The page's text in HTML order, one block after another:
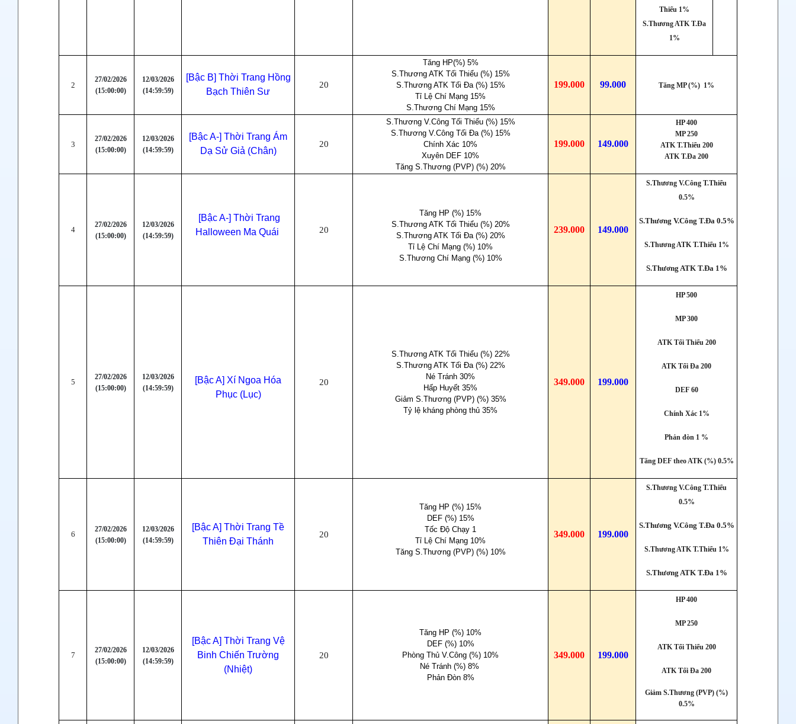
Thiểu 1%
S.Thương ATK T.Đa
1%
2
27/02/2026
(15:00:00)
12/03/2026
(14:59:59)
[Bậc B] Thời Trang Hồng
Bạch Thiên Sư
20
Tăng HP(%) 5%
S.Thương ATK Tối Thiểu (%) 15%
S.Thương ATK Tối Đa (%) 15%
Tỉ Lệ Chí Mạng 15%
S.Thương Chí Mạng 15%
199.000 99.000 Tăng MP (%) 1%
3
27/02/2026
(15:00:00)
12/03/2026
(14:59:59)
[Bậc A-] Thời Trang Ám
Dạ Sử Giả (Chân)
20
S.Thương V.Công Tối Thiểu (%) 15%
S.Thương V.Công Tối Đa (%) 15%
Chính Xác 10%
Xuyên DEF 10%
Tăng S.Thương (PVP) (%) 20%
199.000 149.000
HP 400
MP 250
ATK T.Thiểu 200
ATK T.Đa 200
4
27/02/2026
(15:00:00)
12/03/2026
(14:59:59)
[Bậc A-] Thời Trang
Halloween Ma Quái
20
Tăng HP (%) 15%
S.Thương ATK Tối Thiểu (%) 20%
S.Thương ATK Tối Đa (%) 20%
Tỉ Lệ Chí Mạng (%) 10%
S.Thương Chí Mạng (%) 10%
239.000 149.000
S.Thương V.Công T.Thiểu
0.5%
S.Thương V.Công T.Đa 0.5%
S.Thương ATK T.Thiểu 1%
S.Thương ATK T.Đa 1%
5
27/02/2026
(15:00:00)
12/03/2026
(14:59:59)
[Bậc A] Xí Ngoa Hóa
Phục (Lục)
20
S.Thương ATK Tối Thiểu (%) 22%
S.Thương ATK Tối Đa (%) 22%
Né Tránh 30%
Hấp Huyết 35%
Giảm S.Thương (PVP) (%) 35%
Tỷ lệ kháng phòng thủ 35%
349.000 199.000
HP 500
MP 300
ATK Tối Thiểu 200
ATK Tối Đa 200
DEF 60
Chính Xác 1%
Phản đòn 1 %
Tăng DEF theo ATK (%) 0.5%
6
27/02/2026
(15:00:00)
12/03/2026
(14:59:59)
[Bậc A] Thời Trang Tề
Thiên Đại Thánh
20
Tăng HP (%) 15%
DEF (%) 15%
Tốc Độ Chạy 1
Tỉ Lệ Chí Mạng 10%
Tăng S.Thương (PVP) (%) 10%
349.000 199.000
S.Thương V.Công T.Thiểu
0.5%
S.Thương V.Công T.Đa 0.5%
S.Thương ATK T.Thiểu 1%
S.Thương ATK T.Đa 1%
7
27/02/2026
(15:00:00)
12/03/2026
(14:59:59)
[Bậc A] Thời Trang Vệ
Binh Chiến Trường
(Nhiệt)
20
Tăng HP (%) 10%
DEF (%) 10%
Phòng Thủ V.Công (%) 10%
Né Tránh (%) 8%
Phản Đòn 8%
349.000 199.000
HP 400
MP 250
ATK Tối Thiểu 200
ATK Tối Đa 200
Giảm S.Thương (PVP) (%)
0.5%